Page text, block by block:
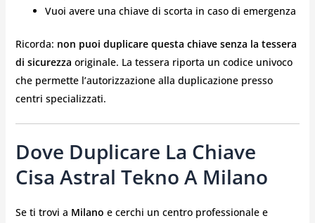
Vuoi avere una chiave di scorta in caso di emergenza
Ricorda: non puoi duplicare questa chiave senza la tessera
di sicurezza originale. La tessera riporta un codice univoco
che permette l’autorizzazione alla duplicazione presso
centri specializzati.
Dove Duplicare La Chiave
Cisa Astral Tekno A Milano
Se ti trovi a Milano e cerchi un centro professionale e